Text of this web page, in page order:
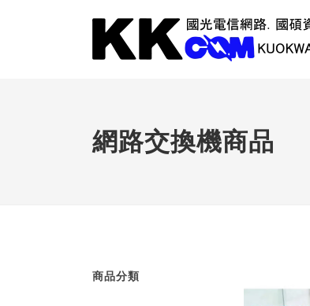
網路交換機商品
商品分類